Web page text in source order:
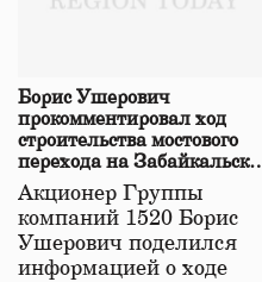
Борис Ушерович
прокомментировал ход
строительства мостового
перехода на
железной дороге
Акционер Группы
компаний 1520 Борис
Ушерович поделился
информацией о ходе